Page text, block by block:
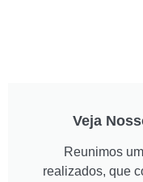
Veja
Reunimos
realizados, que